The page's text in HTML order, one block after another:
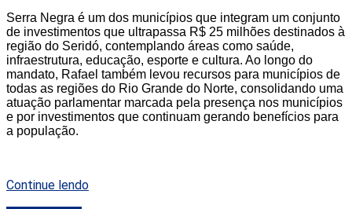
Serra Negra é um dos municípios que integram um conjunto
de investimentos que ultrapassa R$ 25 milhões destinados à
região do Seridó, contemplando áreas como saúde,
infraestrutura, educação, esporte e cultura. Ao longo do
mandato, Rafael também levou recursos para municípios de
todas as regiões do Rio Grande do Norte, consolidando uma
atuação parlamentar marcada pela presença nos municípios
e por investimentos que continuam gerando benefícios para
a população.
Continue lendo